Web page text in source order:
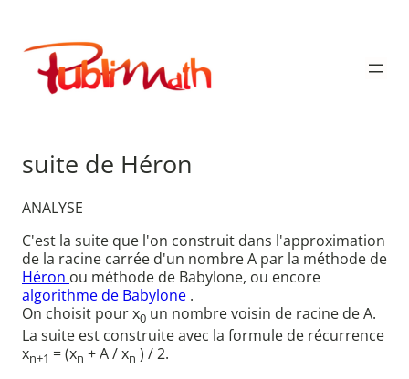
contenu
Publimath
suite de Héron
ANALYSE
C'est la suite que l'on construit dans l'approximation
de la racine carrée d'un nombre A par la méthode de
Héron ou méthode de Babylone, ou encore
algorithme de Babylone .
On choisit pour x0 un nombre voisin de racine de A.
La suite est construite avec la formule de récurrence
xn+1 = (xn + A / xn ) / 2.